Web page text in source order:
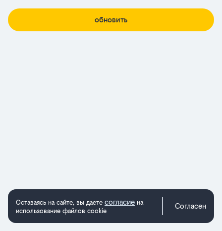
обновить
Оставаясь на сайте, вы даете согласие на
использование файлов cookie
Согласен